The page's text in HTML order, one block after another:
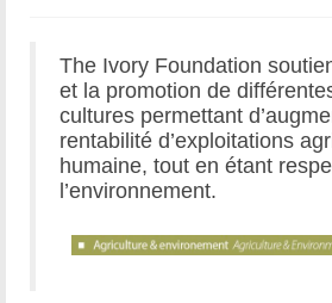
The Ivory Foundation
et la promotion de
cultures permettant
rentabilité d’exploitations
humaine, tout en étant
l’environnement.